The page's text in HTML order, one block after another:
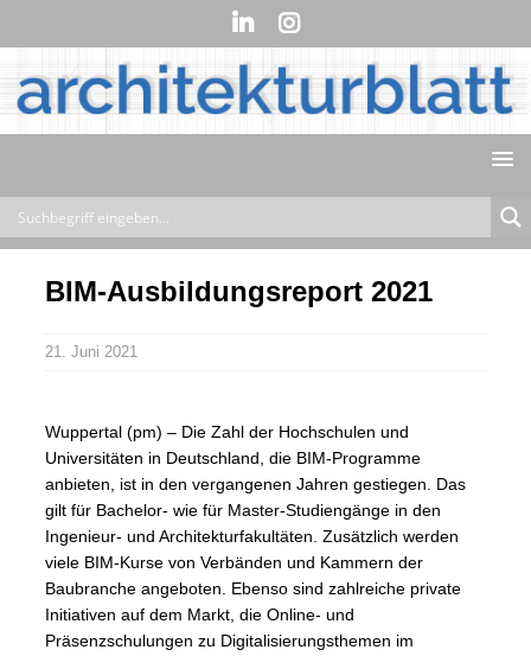
BIM-Ausbildungsreport 2021
21. Juni 2021
Wuppertal (pm) – Die Zahl der Hochschulen und
Universitäten in Deutschland, die BIM-Programme
anbieten, ist in den vergangenen Jahren gestiegen. Das
gilt für Bachelor- wie für Master-Studiengänge in den
Ingenieur- und Architekturfakultäten. Zusätzlich werden
viele BIM-Kurse von Verbänden und Kammern der
Baubranche angeboten. Ebenso sind zahlreiche private
Initiativen auf dem Markt, die Online- und
Präsenzschulungen zu Digitalisierungsthemen im